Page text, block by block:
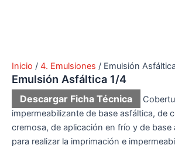
Inicio / 4. Emulsiones / Emulsión
Emulsión Asfáltica 1/4
Descargar Ficha Técnica
impermeabilizante de base ​asfáltica, de
cremosa, de ​aplicación en frío y de base
para realizar la imprimación e